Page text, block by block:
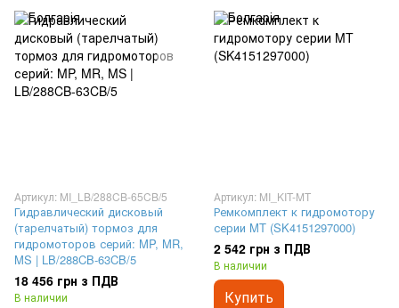
Артикул: MI_LB/288CB-65CB/5
Гидравлический дисковый
(тарелчатый) тормоз для
гидромоторов серий: MP, MR,
MS | LB/288CB-63CB/5
18 456 грн з ПДВ
В наличии
Артикул: MI_KIT-MT
Ремкомплект к гидромотору
серии MT (SK4151297000)
2 542 грн з ПДВ
В наличии
Купить